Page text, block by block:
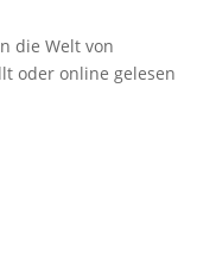
die Welt von
oder online gelesen